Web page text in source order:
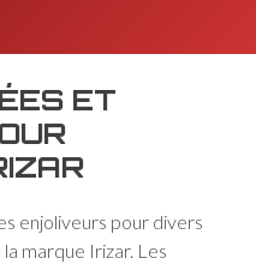
ET
enjoliveurs pour divers
marque Irizar. Les